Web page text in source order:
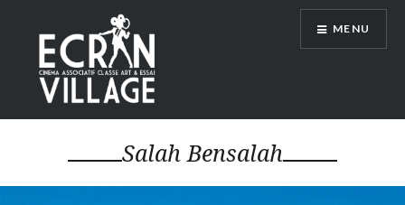
contenu
principal
ÉCRAN VILLAGE
MENU
Salah Bensalah